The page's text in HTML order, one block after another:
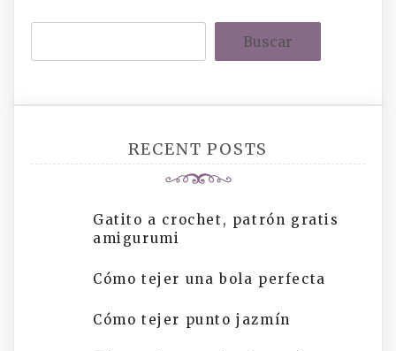
Buscar
RECENT POSTS
Gatito a crochet, patrón gratis
amigurumi
Cómo tejer una bola perfecta
Cómo tejer punto jazmín